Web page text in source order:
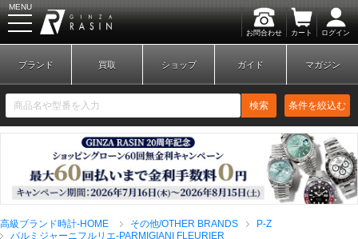
お問合わせ カート ログイン
MENU
新規会員登録 ログイン
ブランド 買取 ショップ ガイド マガジン
検索 条件を絞込む
高級ブランド時計-HOME その他/OTHER BRANDS
P-Z
パルミジャーニフルリエ-PARMIGIANI FLEURIER